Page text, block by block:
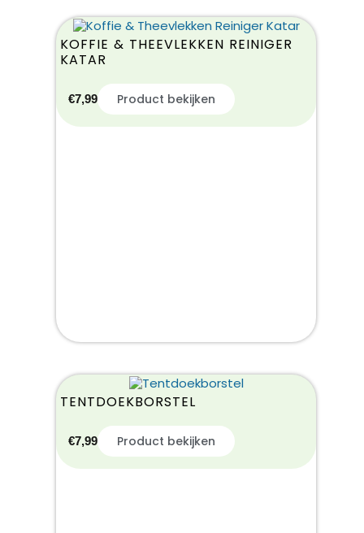
KOFFIE & THEEVLEKKEN REINIGER
KATAR
€7,99 Product bekijken
TENTDOEKBORSTEL
€7,99 Product bekijken